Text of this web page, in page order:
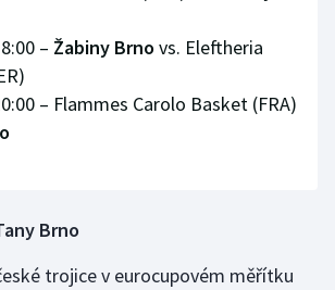
– Žabiny Brnovs. Eleftheria
– Flammes Carolo Basket (FRA)
Brno
trojice v eurocupovém měřítku